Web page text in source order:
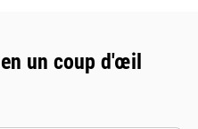
un coup d'œil